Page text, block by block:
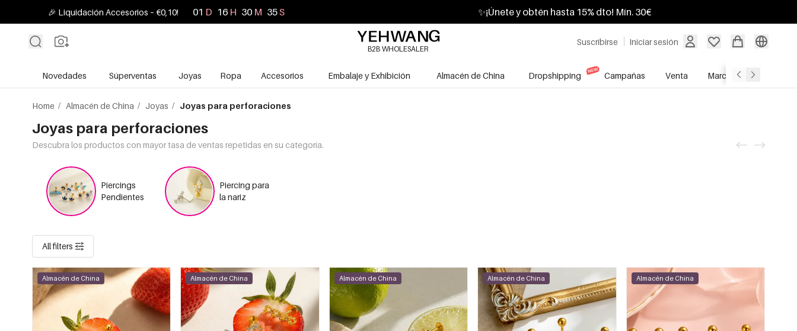
🎉 Liquidación Accesorios – €0,10! 01 D 16 H 30 M 33S ✨¡Únete y obtén hasta 15% dto! Mín. 30€
Suscribirse Iniciar sesión
B2B WHOLESALER
Novedades Súperventas Joyas Ropa Accesorios Embalaje y Exhibición Almacén de China Dropshipping Campañas Venta Marcas
Home / Almacén de China / Joyas / Joyas para perforaciones
Joyas para perforaciones
Descubra los productos con mayor tasa de ventas repetidas en su categoría.
Piercings
Pendientes
Piercing para
la nariz
All filters
Almacén de China Almacén de China Almacén de China Almacén de China Almacén de China